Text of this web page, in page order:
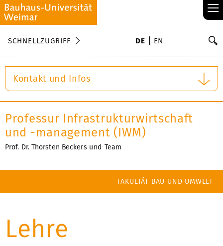
≡
SCHNELLZUGRIFF DE EN
Kontakt und Infos
Professur Infrastrukturwirtschaft
und -management (IWM)
Prof. Dr. Thorsten Beckers und Team
FAKULTÄT BAU UND UMWELT
Lehre